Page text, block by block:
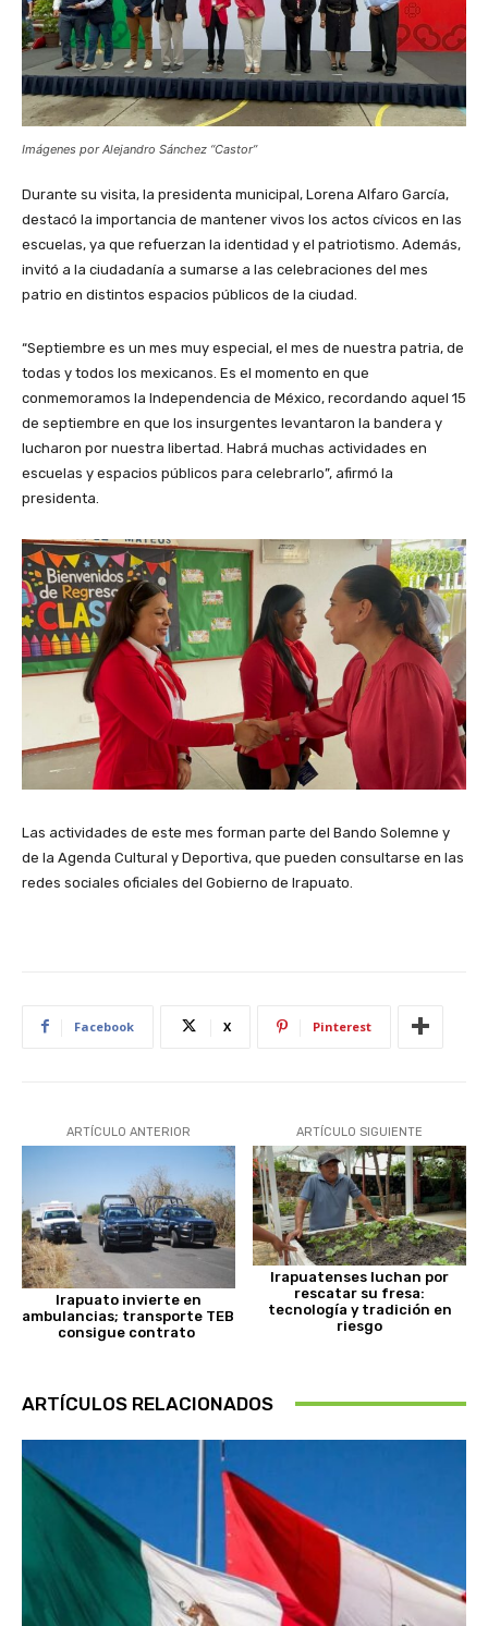
Imágenes por Alejandro Sánchez “Castor”
Durante su visita, la presidenta municipal, Lorena Alfaro García,
destacó la importancia de mantener vivos los actos cívicos en las
escuelas, ya que refuerzan la identidad y el patriotismo. Además,
invitó a la ciudadanía a sumarse a las celebraciones del mes
patrio en distintos espacios públicos de la ciudad.
“Septiembre es un mes muy especial, el mes de nuestra patria, de
todas y todos los mexicanos. Es el momento en que
conmemoramos la Independencia de México, recordando aquel 15
de septiembre en que los insurgentes levantaron la bandera y
lucharon por nuestra libertad. Habrá muchas actividades en
escuelas y espacios públicos para celebrarlo”, afirmó la
presidenta.
Las actividades de este mes forman parte del Bando Solemne y
de la Agenda Cultural y Deportiva, que pueden consultarse en las
redes sociales oficiales del Gobierno de Irapuato.
Facebook X Pinterest
ARTÍCULO ANTERIOR
Irapuato invierte en
ambulancias; transporte TEB
consigue contrato
ARTÍCULO SIGUIENTE
Irapuatenses luchan por
rescatar su fresa:
tecnología y tradición en
riesgo
ARTÍCULOS RELACIONADOS